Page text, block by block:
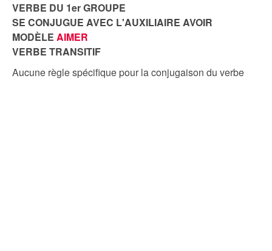
VERBE DU 1er GROUPE
SE CONJUGUE AVEC L'AUXILIAIRE AVOIR
MODÈLE AIMER
VERBE TRANSITIF
Aucune règle spécifique pour la conjugaison du verbe